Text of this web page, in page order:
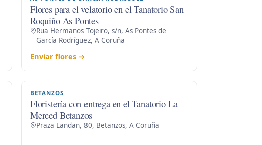
Flores para el velatorio en el Tanatorio San
Roquiño As Pontes
Rua Hermanos Tojeiro, s/n, As Pontes de
García Rodríguez, A Coruña
Enviar flores →
BETANZOS
Floristería con entrega en el Tanatorio La
Merced Betanzos
Praza Landan, 80, Betanzos, A Coruña